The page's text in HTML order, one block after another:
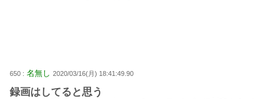
650 : 名無し 2020/03/16(月) 18:41:49.90
録画はしてると思う